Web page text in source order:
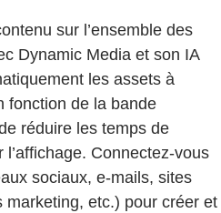
sur l’ensemble des
Dynamic Media et son IA
les assets à
fonction de la bande
réduire les temps de
l’affichage. Connectez-vous
sociaux, e-mails, sites
etc.) pour créer et